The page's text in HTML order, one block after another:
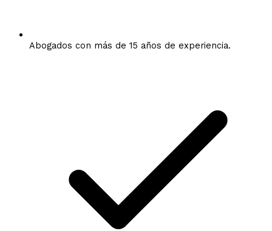
Abogados con más de 15 años de experiencia.